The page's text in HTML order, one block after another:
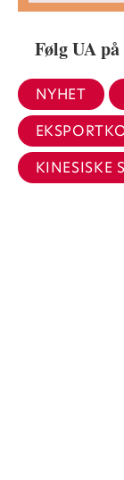
Følg UA på
NYHET
KINESISKE